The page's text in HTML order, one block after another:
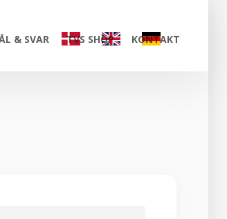
& SVAR TVS SHOP KONTAKT